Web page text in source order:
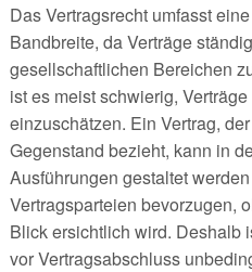
Das Vertragsrecht umfasst
Bandbreite, da Verträge
gesellschaftlichen Bereichen
ist es meist schwierig,
einzuschätzen. Ein Vertrag,
Gegenstand bezieht, kann in
Ausführungen gestaltet
Vertragsparteien bevorzugen,
Blick ersichtlich wird. Deshalb
vor Vertragsabschluss